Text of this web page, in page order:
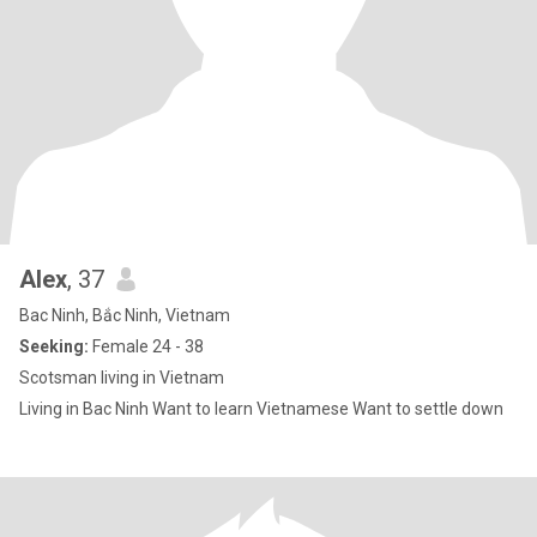
Alex, 37
Bac Ninh, Bắc Ninh, Vietnam
Seeking: Female 24 - 38
Scotsman living in Vietnam
Living in Bac Ninh Want to learn Vietnamese Want to settle down